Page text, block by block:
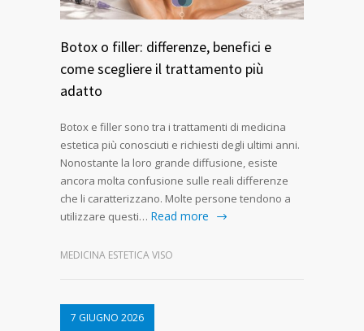
Botox o filler: differenze, benefici e
come scegliere il trattamento più
adatto
Botox e filler sono tra i trattamenti di medicina
estetica più conosciuti e richiesti degli ultimi anni.
Nonostante la loro grande diffusione, esiste
ancora molta confusione sulle reali differenze
che li caratterizzano. Molte persone tendono a
utilizzare questi… Read more
MEDICINA ESTETICA VISO
7 GIUGNO 2026